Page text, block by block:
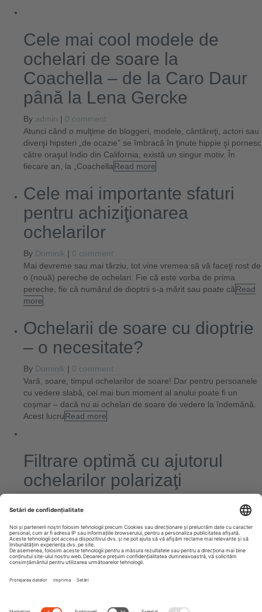
Cele mai cool modele de
ochelari de soare la
Coachella – de la Caro Daur
până la Lena Gercke
By admin | 0 comment
Atunci când o mulţime de bloggeri, modele, cântăreţi, actori sau
diverşi hipsteri „de ocazie” se îmbracă în ţinute hippie şi pornesc
către oraşul Indio din California, există un singur motiv. În
fiecare an, la „CoachellaRead more
Cele mai importante sfaturi
pentru achiziţionarea
ochelarilor
By Dominik | 0 comment
Mai devreme sau mai târziu, tot vine vremea să vă faceţi rost de
o (nouă) pereche de ochelari. Fie că este vorba de prima
pereche, fie că numărul de dioptrii s-a mărit sau poate căRead
more
Ochelarii de soare cu dioptrie
– o necesitate?
By Dominik | 0 comment
Vară, soare, timpul ochelarilor de soare! Dar pentru persoanele
cu vedere slabă, cel mai bun moment al anului poate fi un
coșmar – dacă nu ai ochelari de soare de vedere la îndemână.
Acest lucruRead more
Filtrare optimă cu ajutorul
ochelarilor polarizaţi
Ochelarii de soare polarizați nu mai reprezintă doar un mijloc de
protecție clasic împotriva soarelui. Mai degrabă, ei sunt astăzi
un accesoriu indispensabil pe care moda trebuie să-l adapteze
şi să-l perfecṭioneze continuu, totodată. ÎnRead more
NextPrevious